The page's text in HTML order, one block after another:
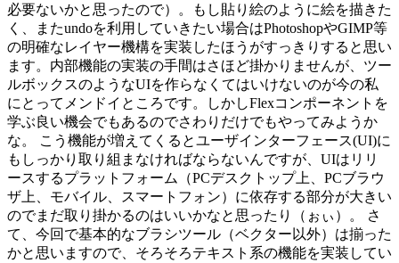
必要ないかと思ったので）。もし貼り絵のように絵を描きた
く、またundoを利用していきたい場合はPhotoshopやGIMP等
の明確なレイヤー機構を実装したほうがすっきりすると思い
ます。内部機能の実装の手間はさほど掛かりませんが、ツー
ルボックスのようなUIを作らなくてはいけないのが今の私
にとってメンドイところです。しかしFlexコンポーネントを
学ぶ良い機会でもあるのでさわりだけでもやってみようか
な。 こう機能が増えてくるとユーザインターフェース(UI)に
もしっかり取り組まなければならないんですが、UIはリリ
ースするプラットフォーム（PCデスクトップ上、PCブラウ
ザ上、モバイル、スマートフォン）に依存する部分が大きい
のでまだ取り掛かるのはいいかなと思ったり（ぉぃ）。 さ
て、今回で基本的なブラシツール（ベクター以外）は揃った
かと思いますので、そろそろテキスト系の機能を実装してい